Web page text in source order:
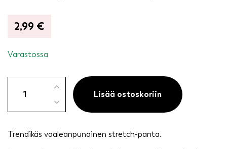
2,99 €
Varastossa
panta
vaaleanpunainen
Lisää ostoskoriin
Trendikäs vaaleanpunainen stretch-panta.